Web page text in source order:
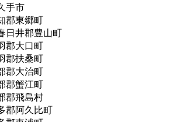
手市
郡東郷町
日井郡豊山町
郡大口町
郡扶桑町
郡大治町
郡蟹江町
郡飛島村
郡阿久比町